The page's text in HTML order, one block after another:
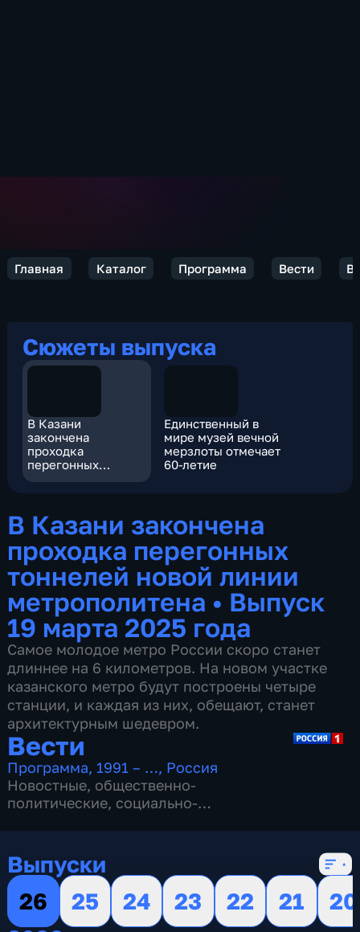
Главная Каталог Программа Вести
Сюжеты выпуска
В Казани
закончена
проходка
перегонных
тоннелей новой
Единственный в
мире музей вечной
мерзлоты отмечает
60-летие
В Казани закончена
проходка перегонных
тоннелей новой линии
метрополитена • Выпуск
19 марта 2025 года
Самое молодое метро России скоро станет
длиннее на 6 километров. На новом участке
казанского метро будут построены четыре
станции, и каждая из них, обещают, станет
архитектурным шедевром.
Вести
Программа, 1991 – …, Россия
Новостные, общественно-
политические, социально-
Выпуски
26
25 24 23 22 21
20